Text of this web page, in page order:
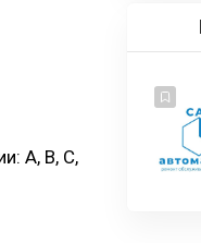
А, В, С,